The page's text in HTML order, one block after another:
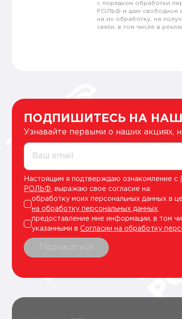
с порядком обработки
РОЛЬФ и даю свободное
на их обработку, на
связи, в том числе в
ПОДПИШИТЕСЬ НА
Узнавайте первыми о наших акциях,
Ваш email
Настоящим я подтверждаю ознакомление с
РОЛЬФ , выражаю свое согласие на:
обработку моих персональных данных в
на обработку персональных данных
предоставление мне информации, в том
указанными в Согласии на обработку
Подписаться